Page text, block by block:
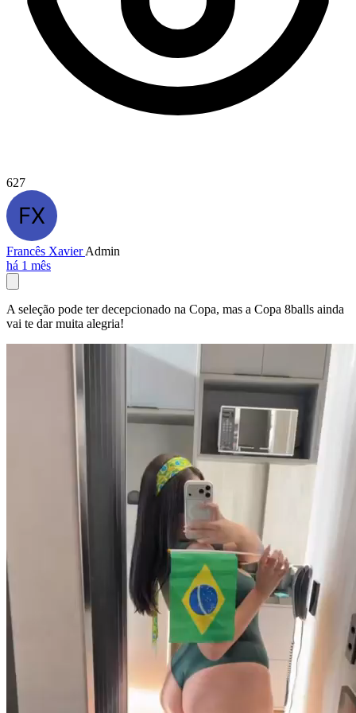
627
Francês XavierAdmin
há 1 mês
A seleção pode ter decepcionado na Copa, mas a Copa 8balls ainda
vai te dar muita alegria!